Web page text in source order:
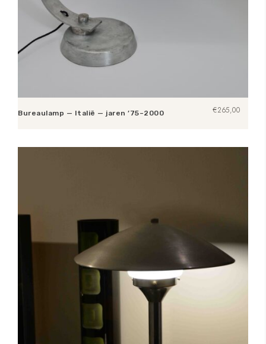
Bureaulamp — Italië — jaren ’75–2000 €265,00